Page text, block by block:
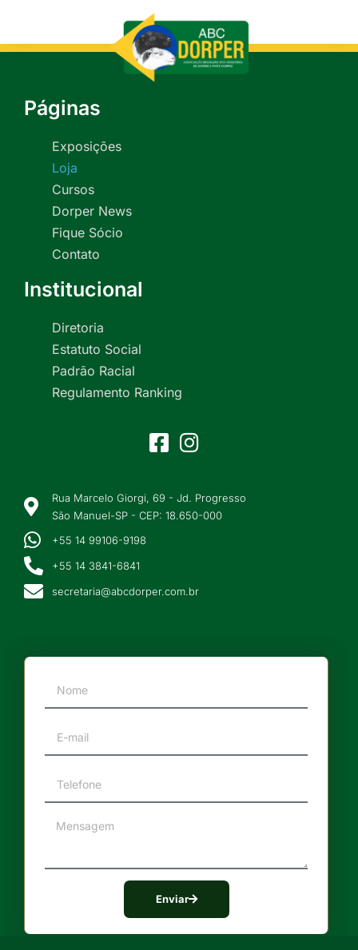
Páginas
Exposições
Loja
Cursos
Dorper News
Fique Sócio
Contato
Institucional
Diretoria
Estatuto Social
Padrão Racial
Regulamento Ranking
Rua Marcelo Giorgi, 69 - Jd. Progresso
São Manuel-SP - CEP: 18.650-000
+55 14 99106-9198
+55 14 3841-6841
secretaria@abcdorper.com.br
Enviar